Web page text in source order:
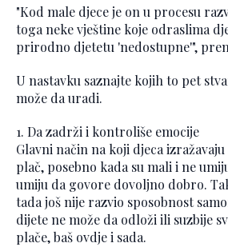
"Kod male djece je on u procesu
toga neke vještine koje odraslima
prirodno djetetu 'nedostupne'",
U nastavku saznajte kojih to pet
može da uradi.
1. Da zadrži i kontroliše emocije
Glavni način na koji djeca izražavaju
plač, posebno kada su mali i ne
umiju da govore dovoljno dobro.
tada još nije razvio sposobnost
dijete ne može da odloži ili suzbije
plače, baš ovdje i sada.